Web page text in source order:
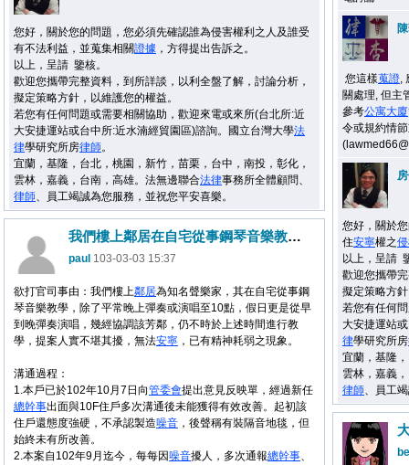
您好，關於您的問題，您必須先確認誰為侵害權利之人及誰受
有不法利益，並蒐集相關證據 ，方得提出告訴之。
以上，呈請 鑒核。
歡迎您攜帶完整資料，到所詳談，以利全盤了解，討論分析，
擬定策略方針，以維護您的權益。
若您有任何問題或需要相關協助，歡迎來電或來所(台北所:近
大安捷運站或台中所:近水湳經貿園區)諮詢。國立台灣大學法
律學研究所房律師。
宜蘭，基隆，台北，桃園，新竹，苗栗，台中，南投，彰化，
雲林，嘉義，台南，高雄。法無邊聯合法律事務所全體顧問、
律師、員工竭誠為您服務，並祝您平安喜樂。
您這樣蒐證,
關處理, 但主
參考公寓大廈
令或規約情
您好，關於
住安寧權之
以上，呈請
歡迎您攜帶
擬定策略方
若您有任何
大安捷運站
律學研究所房
宜蘭，基隆
雲林，嘉義
律師、員工
我們樓上鄰居在自宅從事鋼琴音樂教學，除了平常晚上彈奏或演唱至10點，假日更是從早到晚彈奏演唱，幾經協調該芳鄰，仍不時於上述時間進行教學，提案人實不堪其擾，無法安寧，已有精神耗弱之現象。
paul 103-03-03 15:37
欲打官司事由：我們樓上鄰居為知名聲樂家，其在自宅從事鋼
琴音樂教學，除了平常晚上彈奏或演唱至10點，假日更是從早
到晚彈奏演唱，幾經協調該芳鄰，仍不時於上述時間進行教
學，提案人實不堪其擾，無法安寧 ，已有精神耗弱之現象。
溝通過程：
1.本戶已於102年10月7日向管委會提出意見反映單，經過新任
總幹事出面與10F住戶多次溝通後未能獲得有效改善。起初該
住戶還態度強硬，不承認製造噪音 ，後聲稱有裝隔音地毯，但
始終未有所改善。
2.本案自102年9月迄今，每每因噪音擾人，多次通報總幹事、